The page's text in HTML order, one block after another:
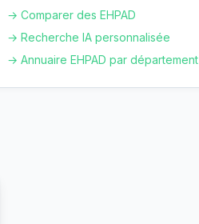
→ Comparer des EHPAD
→ Recherche IA personnalisée
→ Annuaire EHPAD par département